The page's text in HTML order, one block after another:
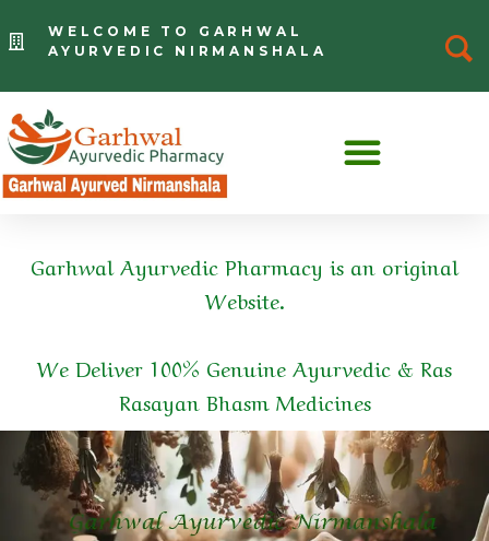
WELCOME TO GARHWAL
AYURVEDIC NIRMANSHALA
Garhwal Ayurvedic Pharmacy is an original
Website.
We Deliver 100% Genuine Ayurvedic & Ras
Rasayan Bhasm Medicines